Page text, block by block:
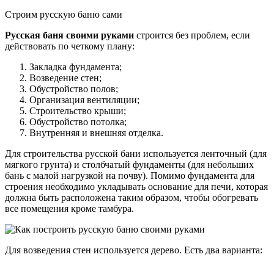
Строим русскую баню сами
Русская баня своими руками строится без проблем, если
действовать по четкому плану:
Закладка фундамента;
Возведение стен;
Обустройство полов;
Организация вентиляции;
Строительство крыши;
Обустройство потолка;
Внутренняя и внешняя отделка.
Для строительства русской бани используется ленточный (для
мягкого грунта) и столбчатый фундаменты (для небольших
бань с малой нагрузкой на почву). Помимо фундамента для
строения необходимо укладывать основание для печи, которая
должна быть расположена таким образом, чтобы обогревать
все помещения кроме тамбура.
Для возведения стен используется дерево. Есть два варианта: